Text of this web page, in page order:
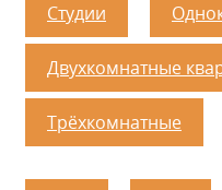
Студии
Двухкомнатные
Трёхкомнатные